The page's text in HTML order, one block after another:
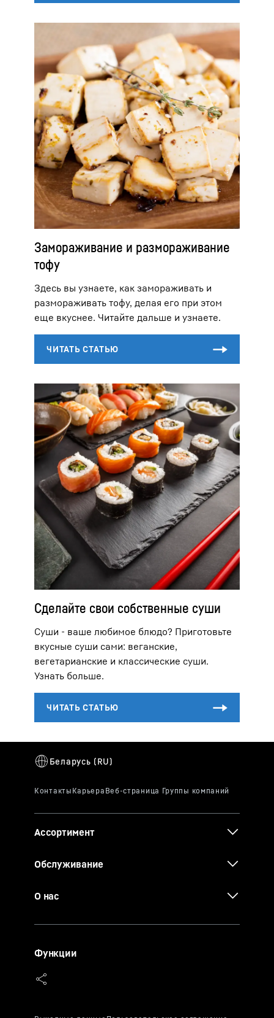
Замораживание и размораживание
тофу
Здесь вы узнаете, как замораживать и
размораживать тофу, делая его при этом
еще вкуснее. Читайте дальше и узнаете.
Сделайте свои собственные суши
Суши - ваше любимое блюдо? Приготовьте
вкусные суши сами: веганские,
вегетарианские и классические суши.
Узнать больше.
Ассортимент
Обслуживание
О нас
Функции